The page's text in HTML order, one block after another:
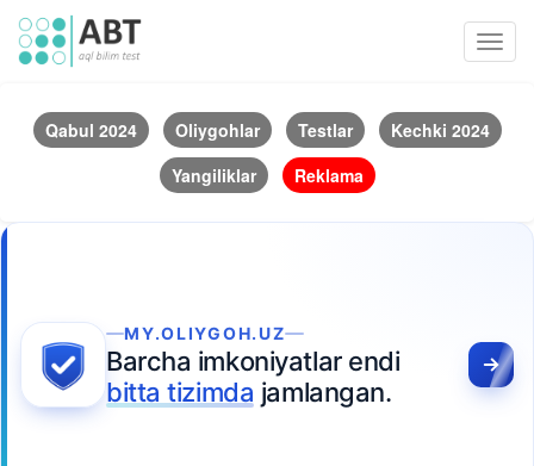
Qabul 2024 Oliygohlar Testlar
Kechki 2024
Yangiliklar
Reklama
MY.OLIYGOH.UZ
Barcha imkoniyatlar endi
bitta tizimda jamlangan.